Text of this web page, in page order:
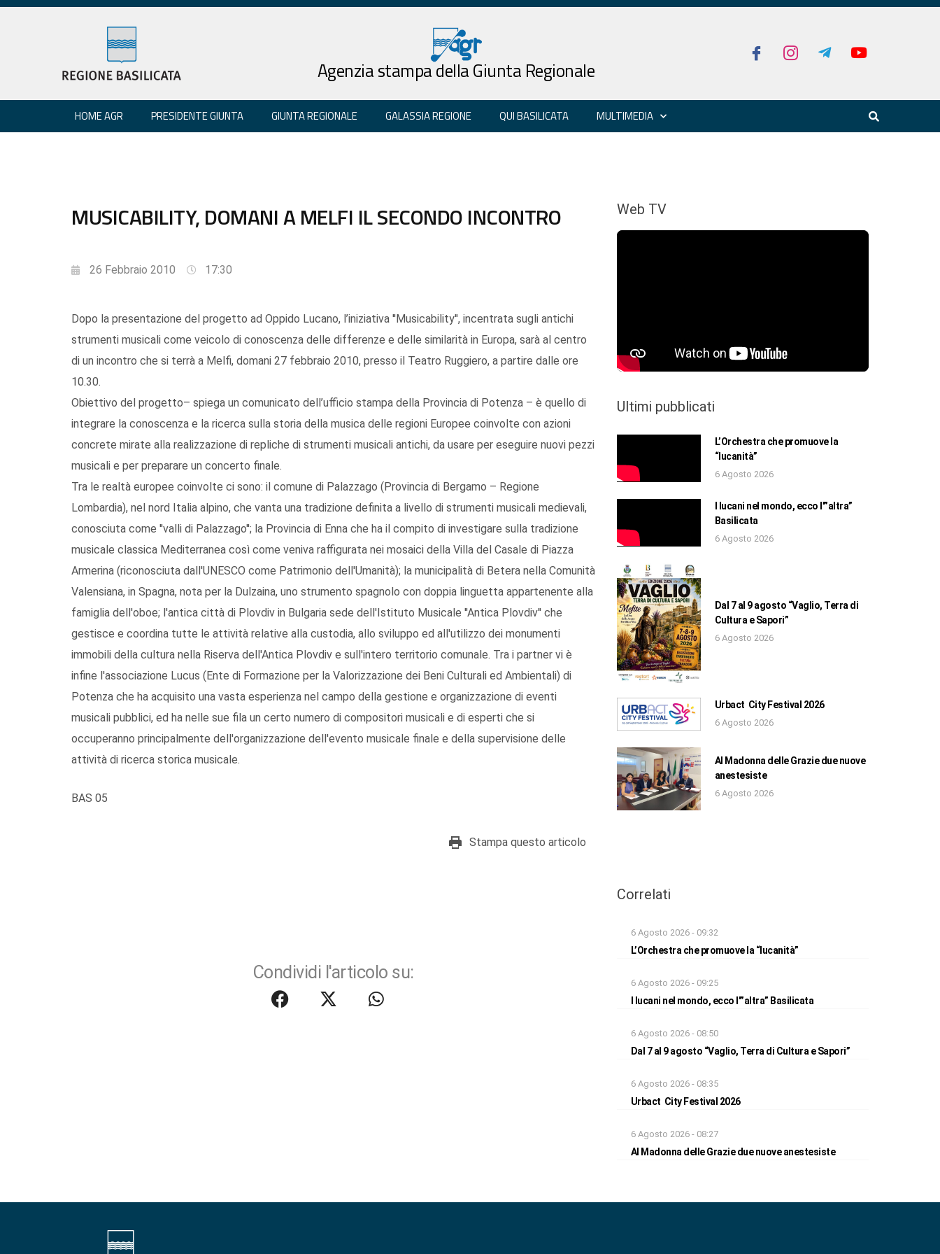
Agenzia stampa della Giunta Regionale
HOME AGR PRESIDENTE GIUNTA GIUNTA REGIONALE GALASSIA REGIONE QUI BASILICATA MULTIMEDIA
MUSICABILITY, DOMANI A MELFI IL SECONDO INCONTRO
26 Febbraio 2010 17:30
Dopo la presentazione del progetto ad Oppido Lucano, l’iniziativa ''Musicability'', incentrata sugli antichi
strumenti musicali come veicolo di conoscenza delle differenze e delle similarità in Europa, sarà al centro
di un incontro che si terrà a Melfi, domani 27 febbraio 2010, presso il Teatro Ruggiero, a partire dalle ore
10.30.
Obiettivo del progetto– spiega un comunicato dell’ufficio stampa della Provincia di Potenza – è quello di
integrare la conoscenza e la ricerca sulla storia della musica delle regioni Europee coinvolte con azioni
concrete mirate alla realizzazione di repliche di strumenti musicali antichi, da usare per eseguire nuovi pezzi
musicali e per preparare un concerto finale.
Tra le realtà europee coinvolte ci sono: il comune di Palazzago (Provincia di Bergamo – Regione
Lombardia), nel nord Italia alpino, che vanta una tradizione definita a livello di strumenti musicali medievali,
conosciuta come ''valli di Palazzago''; la Provincia di Enna che ha il compito di investigare sulla tradizione
musicale classica Mediterranea così come veniva raffigurata nei mosaici della Villa del Casale di Piazza
Armerina (riconosciuta dall'UNESCO come Patrimonio dell'Umanità); la municipalità di Betera nella Comunità
Valensiana, in Spagna, nota per la Dulzaina, uno strumento spagnolo con doppia linguetta appartenente alla
famiglia dell'oboe; l'antica città di Plovdiv in Bulgaria sede dell'Istituto Musicale ''Antica Plovdiv'' che
gestisce e coordina tutte le attività relative alla custodia, allo sviluppo ed all'utilizzo dei monumenti
immobili della cultura nella Riserva dell'Antica Plovdiv e sull'intero territorio comunale. Tra i partner vi è
infine l'associazione Lucus (Ente di Formazione per la Valorizzazione dei Beni Culturali ed Ambientali) di
Potenza che ha acquisito una vasta esperienza nel campo della gestione e organizzazione di eventi
musicali pubblici, ed ha nelle sue fila un certo numero di compositori musicali e di esperti che si
occuperanno principalmente dell'organizzazione dell'evento musicale finale e della supervisione delle
attività di ricerca storica musicale.
BAS 05
Stampa questo articolo
Condividi l'articolo su:
Web TV
Ultimi pubblicati
L’Orchestra che promuove la
“lucanità”
6 Agosto 2026
I lucani nel mondo, ecco l'”altra”
Basilicata
6 Agosto 2026
Dal 7 al 9 agosto “Vaglio, Terra di
Cultura e Sapori”
6 Agosto 2026
Urbact City Festival 2026
6 Agosto 2026
Al Madonna delle Grazie due nuove
anestesiste
6 Agosto 2026
Correlati
6 Agosto 2026 - 09:32
L’Orchestra che promuove la “lucanità”
6 Agosto 2026 - 09:25
I lucani nel mondo, ecco l'”altra” Basilicata
6 Agosto 2026 - 08:50
Dal 7 al 9 agosto “Vaglio, Terra di Cultura e Sapori”
6 Agosto 2026 - 08:35
Urbact City Festival 2026
6 Agosto 2026 - 08:27
Al Madonna delle Grazie due nuove anestesiste